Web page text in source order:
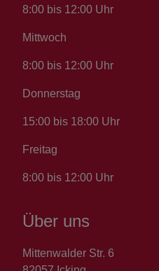
8:00 bis 12:00 Uhr
Mittwoch
8:00 bis 12:00 Uhr
Donnerstag
15:00 bis 18:00 Uhr
Freitag
8:00 bis 12:00 Uhr
Über uns
Mittenwalder Str. 6